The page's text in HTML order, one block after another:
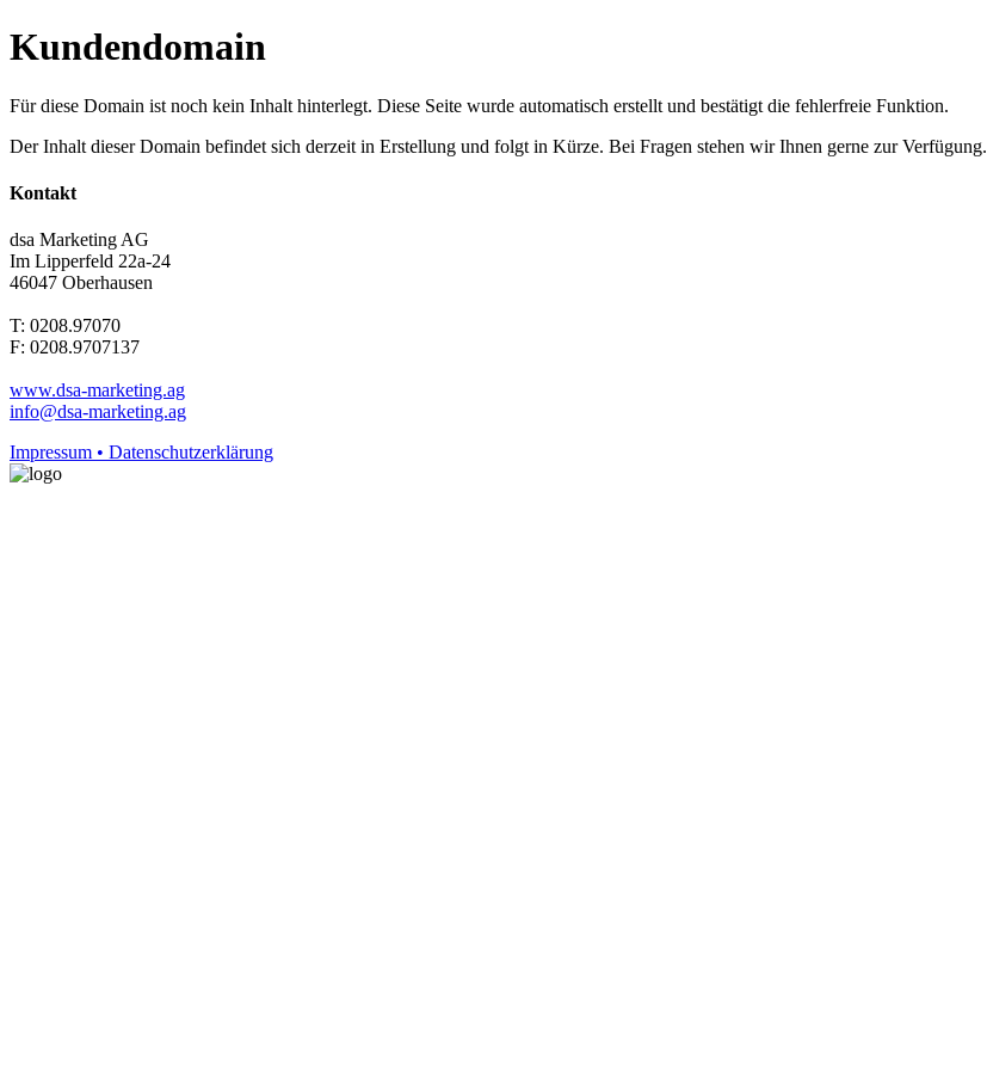
Kundendomain
Für diese Domain ist noch kein Inhalt hinterlegt. Diese Seite wurde automatisch erstellt und bestätigt die fehlerfreie Funktion.
Der Inhalt dieser Domain befindet sich derzeit in Erstellung und folgt in Kürze. Bei Fragen stehen wir Ihnen gerne zur Verfügung.
Kontakt
dsa Marketing AG
Im Lipperfeld 22a-24
46047 Oberhausen
T: 0208.97070
F: 0208.9707137
www.dsa-marketing.ag
info@dsa-marketing.ag
Impressum • Datenschutzerklärung